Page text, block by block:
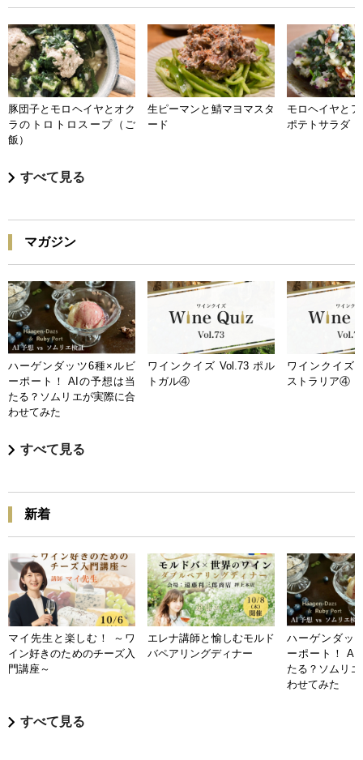
豚団子とモロヘイヤとオク
ラのトロトロスープ（ご
飯）
生ピーマンと鯖マヨマスタ
ード
モロヘイヤと
ポテトサラダ
すべて見る
マガジン
ハーゲンダッツ6種×ルビ
ーポート！ AIの予想は当
たる？ソムリエが実際に合
わせてみた
ワインクイズ Vol.73 ポル
トガル④
ワインクイズ
ストラリア④
すべて見る
新着
マイ先生と楽しむ！ ～ワ
イン好きのためのチーズ入
門講座～
エレナ講師と愉しむモルド
バペアリングディナー
ハーゲンダッ
ーポート！ AI
たる？ソムリ
わせてみた
すべて見る